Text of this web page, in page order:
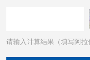
请输入计算结果（填写阿